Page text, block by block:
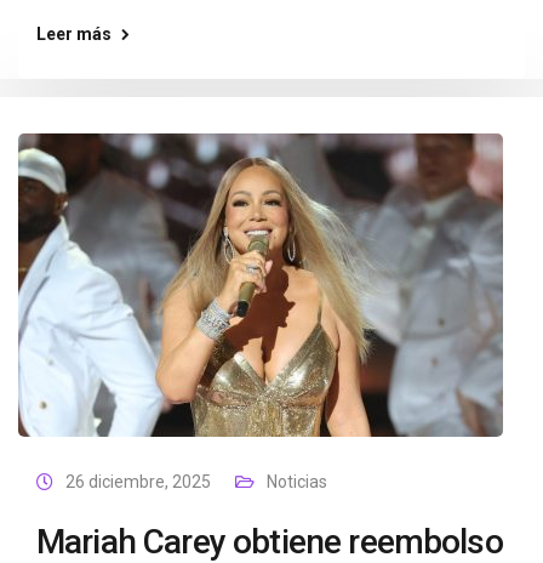
Leer más
26 diciembre, 2025 Noticias
Mariah Carey obtiene reembolso